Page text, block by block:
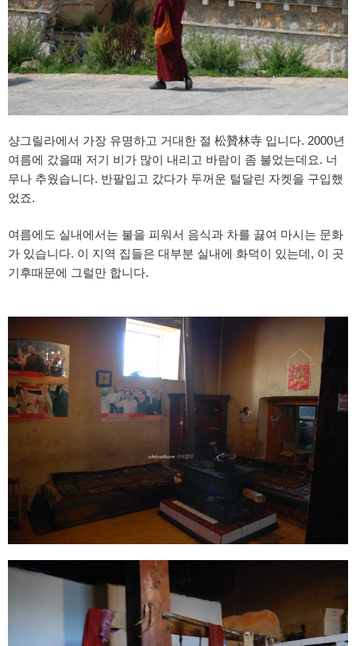
샹그릴라에서 가장 유명하고 거대한 절 松贊林寺 입니다. 2000년
여름에 갔을때 저기 비가 많이 내리고 바람이 좀 불었는데요. 너
무나 추웠습니다. 반팔입고 갔다가 두꺼운 털달린 자켓을 구입했
었죠.
여름에도 실내에서는 불을 피워서 음식과 차를 끓여 마시는 문화
가 있습니다. 이 지역 집들은 대부분 실내에 화덕이 있는데, 이 곳
기후때문에 그럴만 합니다.